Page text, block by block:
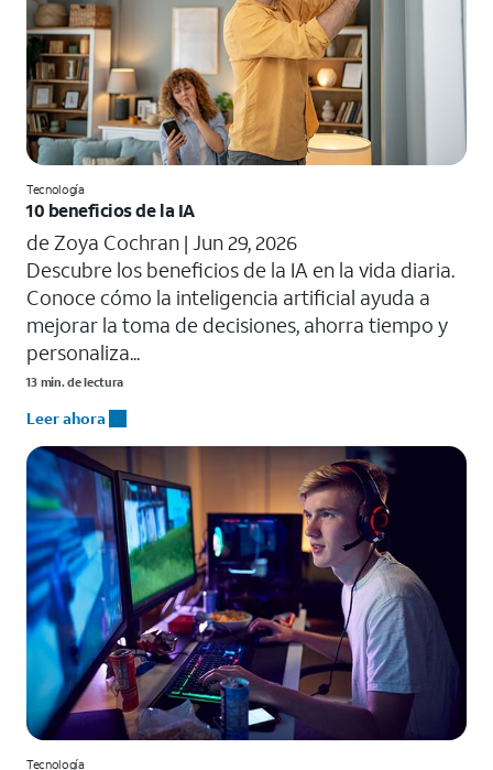
Tecnología
10 beneficios de la IA
de Zoya Cochran | Jun 29, 2026
​​Descubre los beneficios de la IA en la vida diaria.
Conoce cómo la inteligencia artificial ayuda a
mejorar la toma de decisiones, ahorra tiempo y
personaliza...
13 min. de lectura
Leer ahora
Tecnología